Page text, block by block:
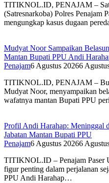
TITIKNOL.ID, PENAJAM –
(Satresnarkoba) Polres Penajam
mengungkap kasus dugaan
Mudyat Noor Sampaikan
Mantan Bupati PPU Andi
Penajam6 Agustus 20266
TITIKNOL.ID, PENAJAM –
Mudyat Noor, menyampaikan
wafatnya mantan Bupati PPU
Profil Andi Harahap: Meninggal
Jabatan Mantan Bupati PPU
Penajam6 Agustus 20266
TITIKNOL.ID – Penajam Paser
figur penting dalam perjalanan
PPU Andi Harahap…